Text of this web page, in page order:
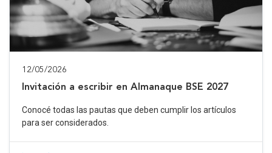
12/05/2026
Invitación a escribir en Almanaque BSE 2027
Conocé todas las pautas que deben cumplir los artículos
para ser considerados.